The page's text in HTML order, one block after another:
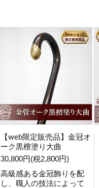
【web限定販売品】金冠オ
ーク黒檀塗り大曲
30,800円(税2,800円)
高級感ある金冠飾りを配
し、職人の技法によって